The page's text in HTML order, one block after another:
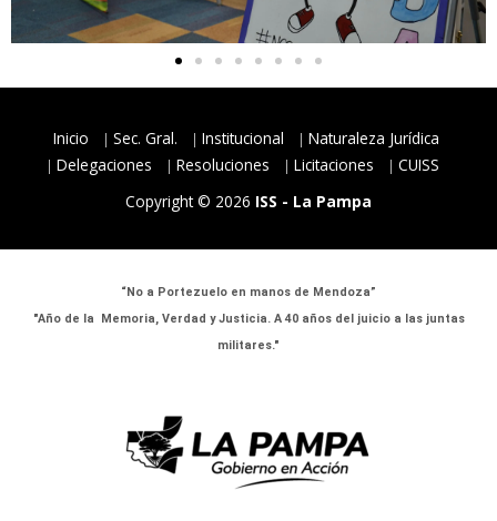
Inicio Sec. Gral. Institucional
Naturaleza Jurídica
Delegaciones
Resoluciones Licitaciones
CUISS
Copyright © 2026 ISS - La Pampa
“No a Portezuelo en manos de Mendoza”
"Año de la Memoria, Verdad y Justicia. A 40 años del juicio a las juntas
militares."